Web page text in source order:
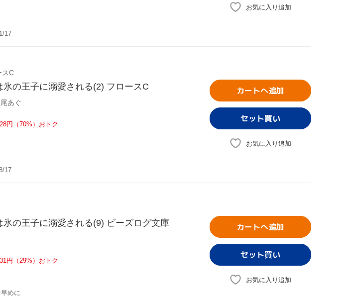
17
お気に入り追加
スC
氷の王子に溺愛される(2) フロースC
あぐ
円（70%）おトク
17
カートへ追加
お気に入り追加
氷の王子に溺愛される(9) ビーズログ文庫
円（29%）おトク
めに
カートへ追加
お気に入り追加